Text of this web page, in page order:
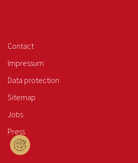
Contact
Impressum
Data protection
Sitemap
Jobs
Press